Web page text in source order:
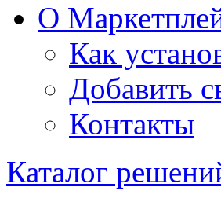
О
Как
Добавить
Контакты
Каталог